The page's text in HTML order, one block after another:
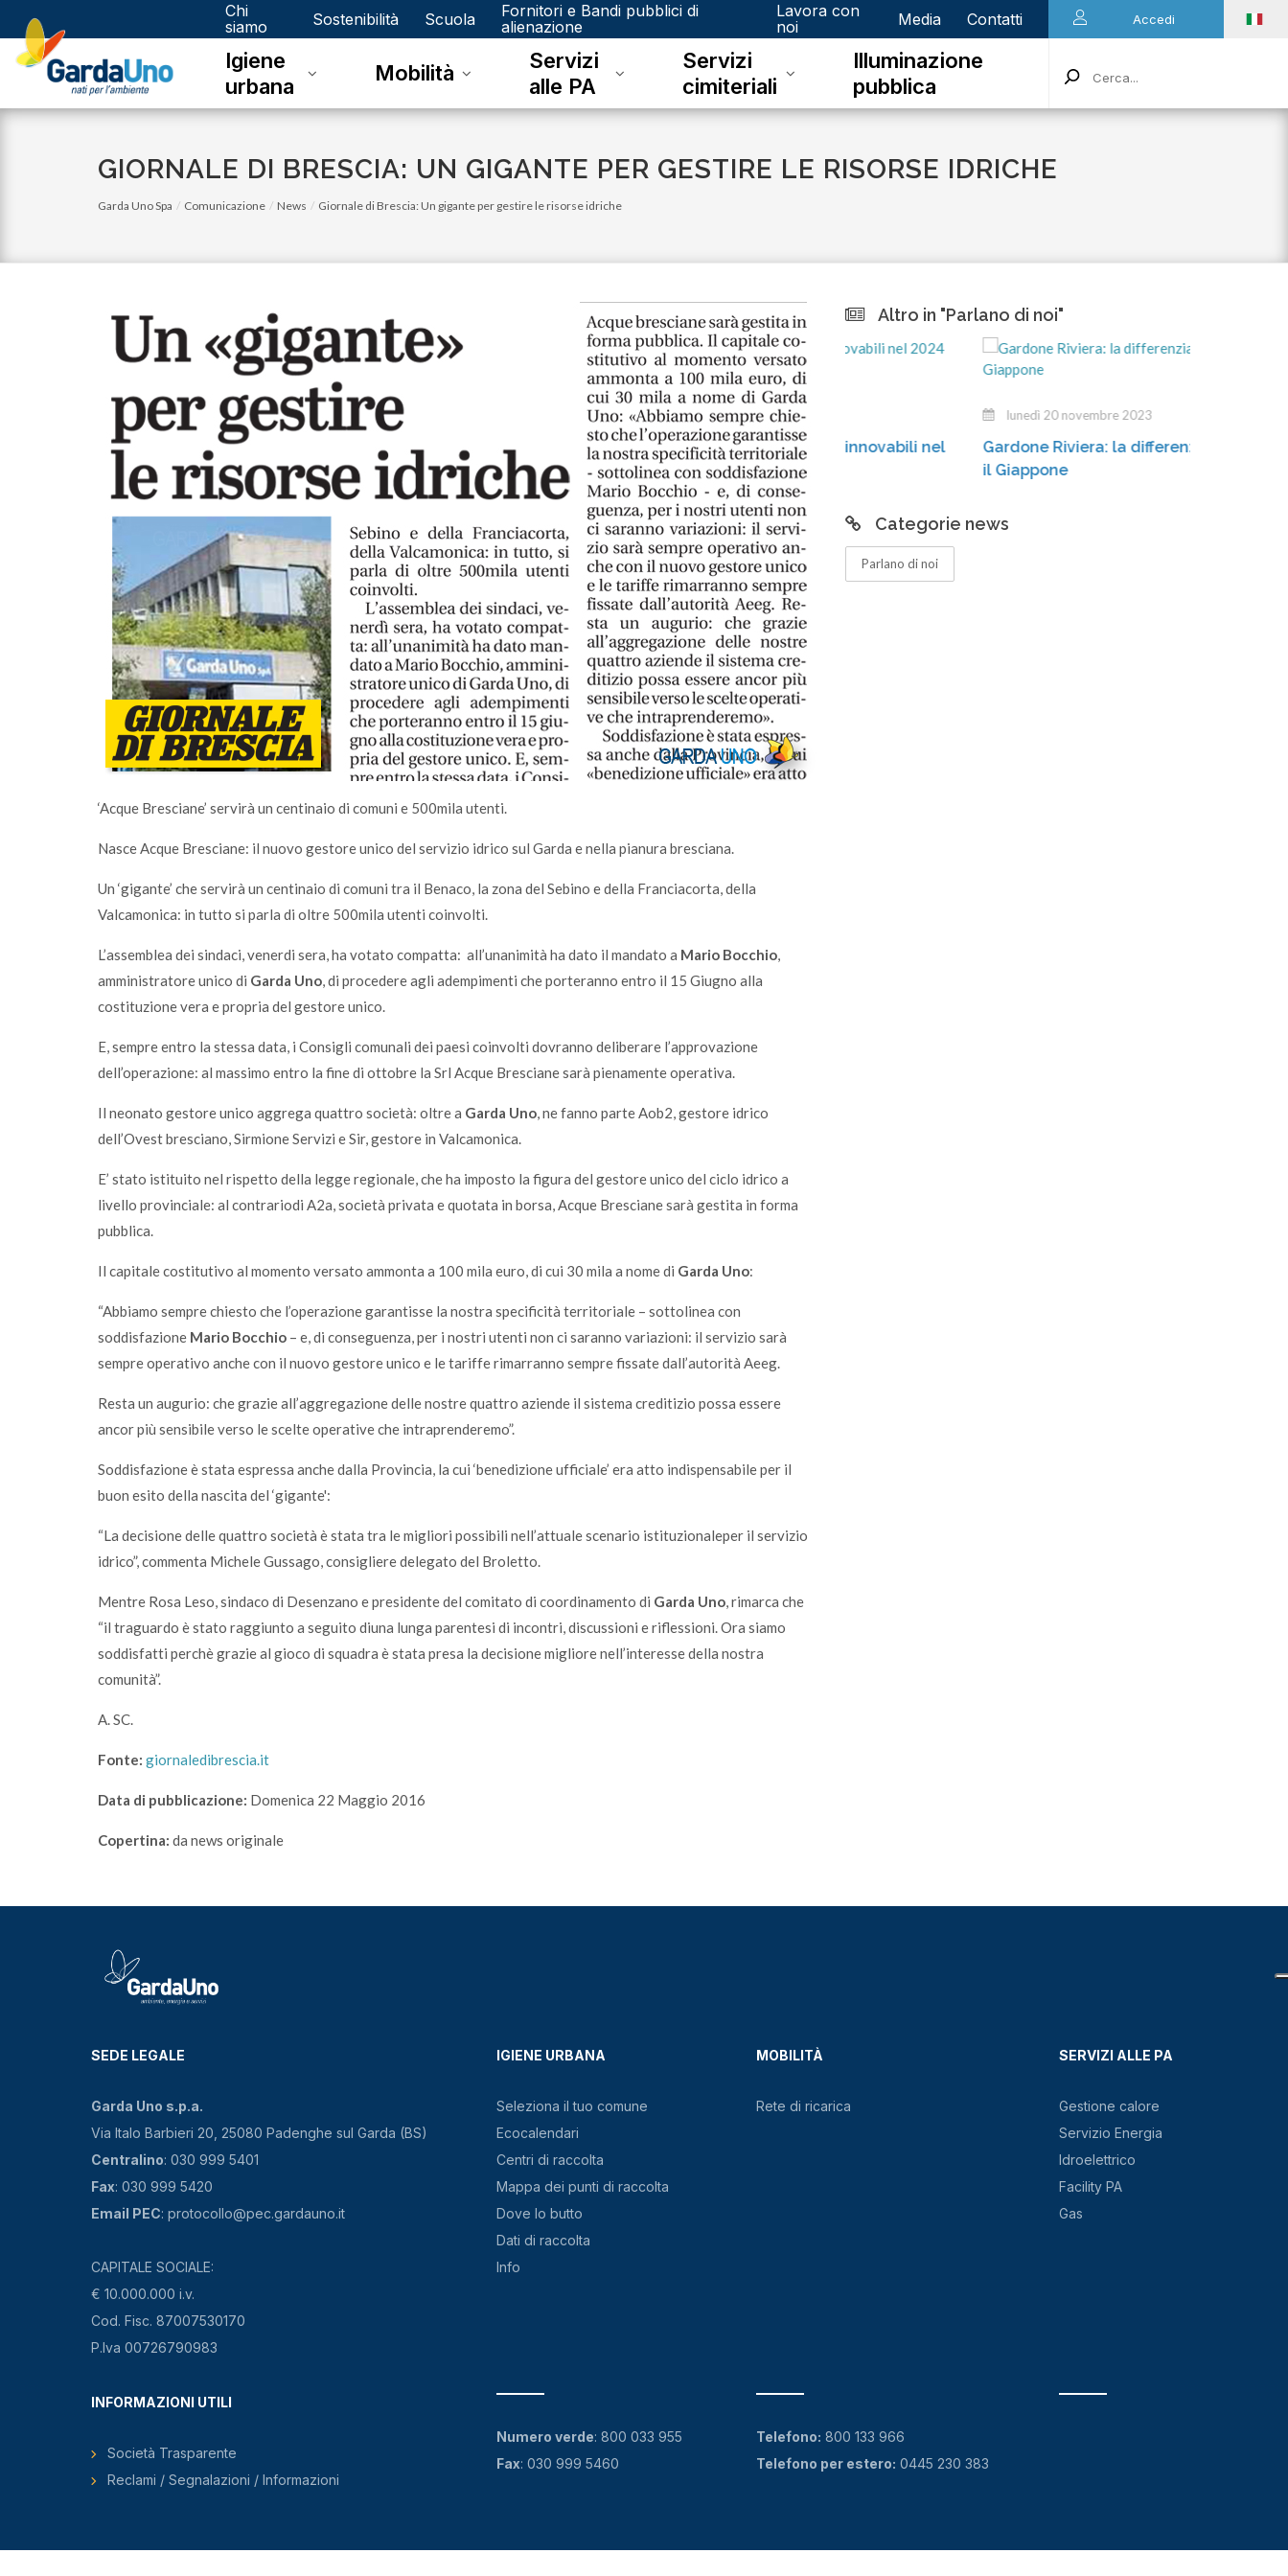
Gardauno
Spa
Chi
siamo
Sostenibilità Scuola
Fornitori e Bandi pubblici di
alienazione
Lavora con
noi
Media Contatti Accedi
Igiene
urbana
Mobilità
Servizi
alle PA
Servizi
cimiteriali
Illuminazione
pubblica
GIORNALE DI BRESCIA: UN GIGANTE PER GESTIRE LE RISORSE IDRICHE
Garda Uno Spa Comunicazione News Giornale di Brescia: Un gigante per gestire le risorse idriche
‘Acque Bresciane’ servirà un centinaio di comuni e 500mila utenti.
Nasce Acque Bresciane: il nuovo gestore unico del servizio idrico sul Garda e nella pianura bresciana.
Un ‘gigante’ che servirà un centinaio di comuni tra il Benaco, la zona del Sebino e della Franciacorta, della
Valcamonica: in tutto si parla di oltre 500mila utenti coinvolti.
L’assemblea dei sindaci, venerdi sera, ha votato compatta: all’unanimità ha dato il mandato a Mario Bocchio,
amministratore unico di Garda Uno, di procedere agli adempimenti che porteranno entro il 15 Giugno alla
costituzione vera e propria del gestore unico.
E, sempre entro la stessa data, i Consigli comunali dei paesi coinvolti dovranno deliberare l’approvazione
dell’operazione: al massimo entro la fine di ottobre la Srl Acque Bresciane sarà pienamente operativa.
Il neonato gestore unico aggrega quattro società: oltre a Garda Uno, ne fanno parte Aob2, gestore idrico
dell’Ovest bresciano, Sirmione Servizi e Sir, gestore in Valcamonica.
E’ stato istituito nel rispetto della legge regionale, che ha imposto la figura del gestore unico del ciclo idrico a
livello provinciale: al contrariodi A2a, società privata e quotata in borsa, Acque Bresciane sarà gestita in forma
pubblica.
Il capitale costitutivo al momento versato ammonta a 100 mila euro, di cui 30 mila a nome di Garda Uno:
“Abbiamo sempre chiesto che l’operazione garantisse la nostra specificità territoriale – sottolinea con
soddisfazione Mario Bocchio – e, di conseguenza, per i nostri utenti non ci saranno variazioni: il servizio sarà
sempre operativo anche con il nuovo gestore unico e le tariffe rimarranno sempre fissate dall’autorità Aeeg.
Resta un augurio: che grazie all’aggregazione delle nostre quattro aziende il sistema creditizio possa essere
ancor più sensibile verso le scelte operative che intraprenderemo”.
Soddisfazione è stata espressa anche dalla Provincia, la cui ‘benedizione ufficiale’ era atto indispensabile per il
buon esito della nascita del ‘gigante':
“La decisione delle quattro società è stata tra le migliori possibili nell’attuale scenario istituzionaleper il servizio
idrico”, commenta Michele Gussago, consigliere delegato del Broletto.
Mentre Rosa Leso, sindaco di Desenzano e presidente del comitato di coordinamento di Garda Uno, rimarca che
“il traguardo è stato raggiunto a seguito diuna lunga parentesi di incontri, discussioni e riflessioni. Ora siamo
soddisfatti perchè grazie al gioco di squadra è stata presa la decisione migliore nell’interesse della nostra
comunità”.
A. SC.
Fonte: giornaledibrescia.it
Data di pubblicazione: Domenica 22 Maggio 2016
Copertina: da news originale
Altro in "Parlano di noi"
lunedì 03 luglio 2023
A Salò la quota di differenziata ha raggiunto
una media del 77%
lunedì 15 gennaio 2024
Video: Comunità Energetiche Rinnovabili nel
2024 sul Lago di Garda
lunedì 20 novembre 2023
Gardone Riviera: la differenziata «conquista»
Categorie news
Parlano di noi
SEDE LEGALE
Garda Uno s.p.a.
Via Italo Barbieri 20, 25080 Padenghe sul Garda (BS)
Centralino: 030 999 5401
Fax: 030 999 5420
Email PEC: protocollo@pec.gardauno.it
CAPITALE SOCIALE:
€ 10.000.000 i.v.
Cod. Fisc. 87007530170
P.Iva 00726790983
IGIENE URBANA
Seleziona il tuo comune
Ecocalendari
Centri di raccolta
Mappa dei punti di raccolta
Dove lo butto
Dati di raccolta
Info
MOBILITÀ
Rete di ricarica
SERVIZI ALLE PA
Gestione calore
Servizio Energia
Idroelettrico
Facility PA
Gas
INFORMAZIONI UTILI
Società Trasparente
Reclami / Segnalazioni / Informazioni
Numero verde:800 033 955
Fax: 030 999 5460
Telefono: 800 133 966
Telefono per estero: 0445 230 383